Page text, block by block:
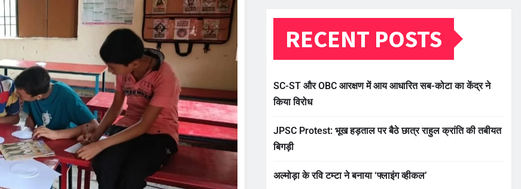
RECENT POSTS
SC-ST और OBC आरक्षण में आय आधारित सब-कोटा का केंद्र ने
किया विरोध
JPSC Protest: भूख हड़ताल पर बैठे छात्र राहुल क्रांति की तबीयत
बिगड़ी
अल्मोड़ा के रवि टम्टा ने बनाया ‘फ्लाइंग व्हीकल’